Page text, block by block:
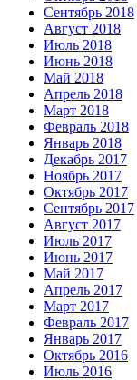
Сентябрь 2018
Август 2018
Июль 2018
Июнь 2018
Май 2018
Апрель 2018
Март 2018
Февраль 2018
Январь 2018
Декабрь 2017
Ноябрь 2017
Октябрь 2017
Сентябрь 2017
Август 2017
Июль 2017
Июнь 2017
Май 2017
Апрель 2017
Март 2017
Февраль 2017
Январь 2017
Октябрь 2016
Июль 2016